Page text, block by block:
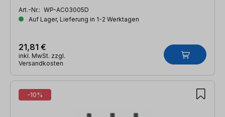
Art.-Nr.: WP-AC03005D
Auf Lager, Lieferung in 1-2 Werktagen
21,81 €
inkl. MwSt. zzgl.
Versandkosten
-10%